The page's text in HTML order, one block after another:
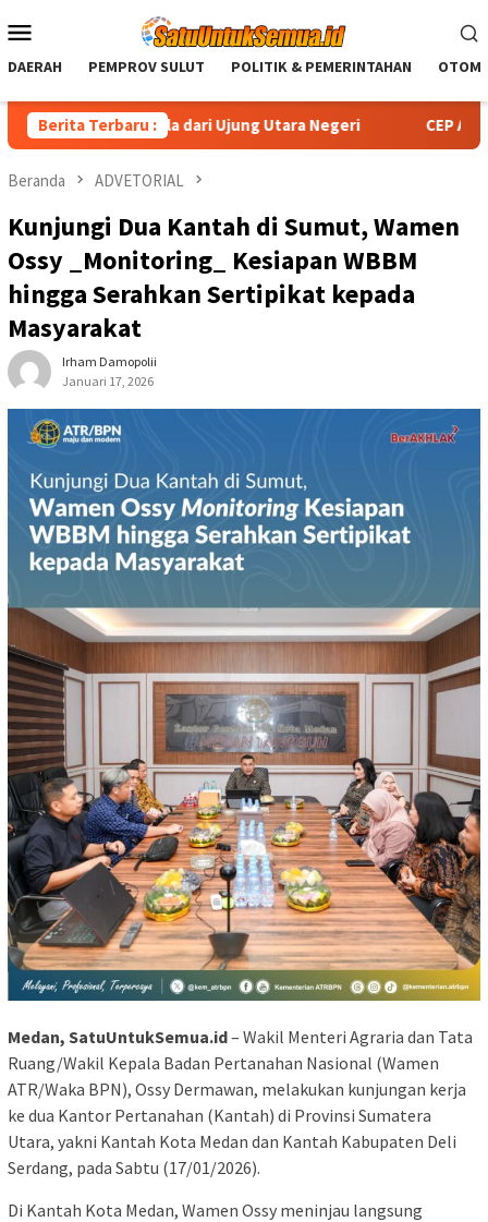
ke
Mobile
DAERAH PEMPROV SULUT POLITIK & PEMERINTAHAN
Berita Terbaru :
Bola dari Ujung Utara Negeri CEP Anggota
Beranda ADVETORIAL
Kunjungi Dua Kantah di Sumut, Wamen
Ossy _Monitoring_ Kesiapan WBBM
hingga Serahkan Sertipikat kepada
Masyarakat
Irham Damopolii
Januari 17, 2026
Medan, SatuUntukSemua.id– Wakil Menteri Agraria dan Tata
Ruang/Wakil Kepala Badan Pertanahan Nasional (Wamen
ATR/Waka BPN), Ossy Dermawan, melakukan kunjungan kerja
ke dua Kantor Pertanahan (Kantah) di Provinsi Sumatera
Utara, yakni Kantah Kota Medan dan Kantah Kabupaten Deli
Serdang, pada Sabtu (17/01/2026).
Di Kantah Kota Medan, Wamen Ossy meninjau langsung